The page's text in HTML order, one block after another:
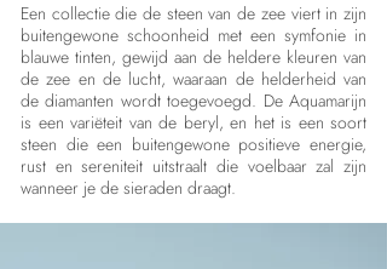
Een collectie die de steen van de zee viert in zijn
buitengewone schoonheid met een symfonie in
blauwe tinten, gewijd aan de heldere kleuren van
de zee en de lucht, waaraan de helderheid van
de diamanten wordt toegevoegd. De Aquamarijn
is een variëteit van de beryl, en het is een soort
steen die een buitengewone positieve energie,
rust en sereniteit uitstraalt die voelbaar zal zijn
wanneer je de sieraden draagt.